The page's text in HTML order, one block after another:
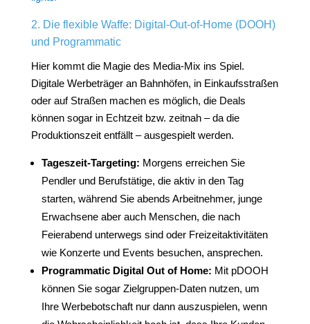
2. Die flexible Waffe: Digital-Out-of-Home (DOOH)
und Programmatic
Hier kommt die Magie des Media-Mix ins Spiel.
Digitale Werbeträger an Bahnhöfen, in Einkaufsstraßen
oder auf Straßen machen es möglich, die Deals
können sogar in Echtzeit bzw. zeitnah – da die
Produktionszeit entfällt – ausgespielt werden.
Tageszeit-Targeting: Morgens erreichen Sie
Pendler und Berufstätige, die aktiv in den Tag
starten, während Sie abends Arbeitnehmer, junge
Erwachsene aber auch Menschen, die nach
Feierabend unterwegs sind oder Freizeitaktivitäten
wie Konzerte und Events besuchen, ansprechen.
Programmatic Digital Out of Home: Mit pDOOH
können Sie sogar Zielgruppen-Daten nutzen, um
Ihre Werbebotschaft nur dann auszuspielen, wenn